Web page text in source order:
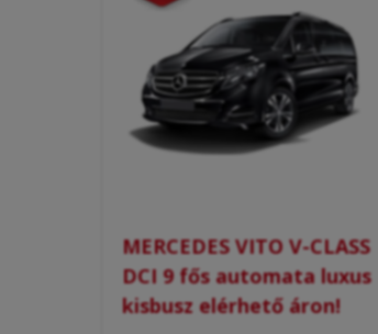
MERCEDES VITO V-CLASS
DCI 9 fős automata luxus
kisbusz elérhető áron!